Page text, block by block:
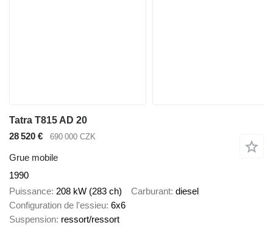
Tatra T815 AD 20
28 520 €
690 000 CZK
Grue mobile
1990
Puissance 208 kW (283 ch) Carburant diesel
Configuration de l'essieu 6x6
Suspension ressort/ressort